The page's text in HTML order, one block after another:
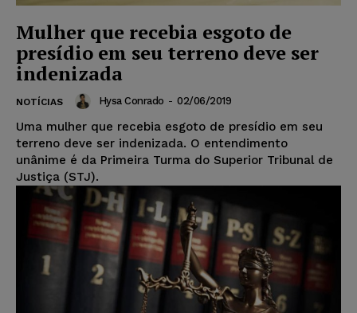
Mulher que recebia esgoto de
presídio em seu terreno deve ser
indenizada
NOTÍCIAS Hysa Conrado - 02/06/2019
Uma mulher que recebia esgoto de presídio em seu
terreno deve ser indenizada. O entendimento
unânime é da Primeira Turma do Superior Tribunal de
Justiça (STJ).